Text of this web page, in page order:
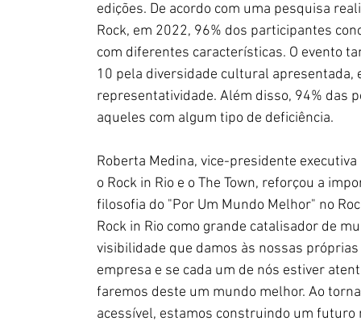
edições. De acordo com uma pesquisa
Rock, em 2022, 96% dos participantes
com diferentes características. O evento
10 pela diversidade cultural
representatividade. Além disso, 94% das
aqueles com algum tipo de deficiência.
Roberta Medina, vice-presidente
o Rock in Rio e o The Town, reforçou a
filosofia do "Por Um Mundo Melhor" no
Rock in Rio como grande catalisador de
visibilidade que damos às nossas
empresa e se cada um de nós estiver
faremos deste um mundo melhor. Ao
acessível, estamos construindo um